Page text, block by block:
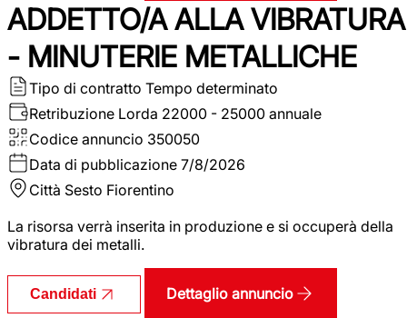
ADDETTO/A ALLA VIBRATURA
- MINUTERIE METALLICHE
Tipo di contratto Tempo determinato
Retribuzione Lorda 22000 - 25000 annuale
Codice annuncio 350050
Data di pubblicazione 7/8/2026
Città Sesto Fiorentino
La risorsa verrà inserita in produzione e si occuperà della
vibratura dei metalli.
Candidati Dettaglio annuncio